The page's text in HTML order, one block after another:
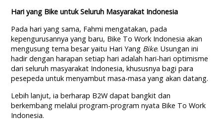
Hari yang Bike untuk Seluruh Masyarakat Indonesia
Pada hari yang sama, Fahmi mengatakan, pada
kepengurusannya yang baru, Bike To Work Indonesia akan
mengusung tema besar yaitu Hari Yang Bike. Usungan ini
hadir dengan harapan setiap hari adalah hari-hari optimisme
dari seluruh masyarakat Indonesia, khususnya bagi para
pesepeda untuk menyambut masa-masa yang akan datang.
Lebih lanjut, ia berharap B2W dapat bangkit dan
berkembang melalui program-program nyata Bike To Work
Indonesia.